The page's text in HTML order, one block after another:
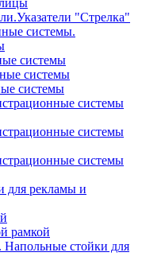
"Стрелка"
системы.
системы
системы
системы
системы
системы
системы
для рекламы и
рамкой
Напольные стойки для